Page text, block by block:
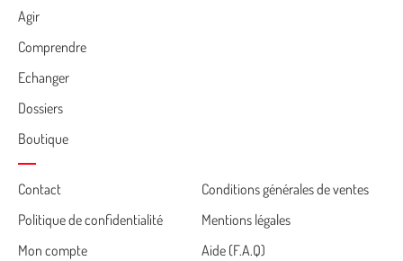
Agir
Comprendre
Echanger
Dossiers
Boutique
Cemea
footer
Contact
Conditions générales de ventes
Politique de confidentialité
Mentions légales
Mon compte
Aide (F.A.Q)